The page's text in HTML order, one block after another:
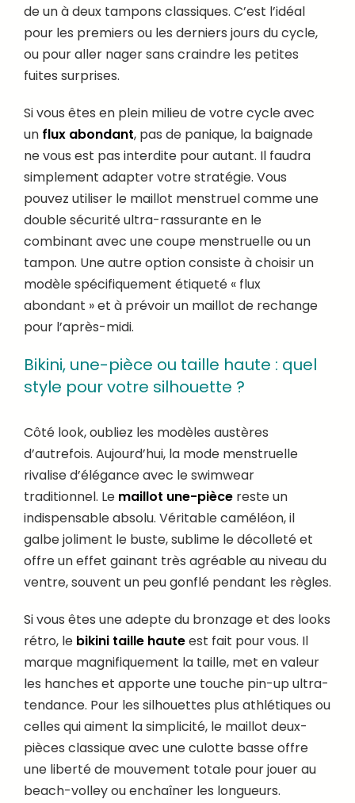
de un à deux tampons classiques. C’est l’idéal
pour les premiers ou les derniers jours du cycle,
ou pour aller nager sans craindre les petites
fuites surprises.
Si vous êtes en plein milieu de votre cycle avec
un flux abondant, pas de panique, la baignade
ne vous est pas interdite pour autant. Il faudra
simplement adapter votre stratégie. Vous
pouvez utiliser le maillot menstruel comme une
double sécurité ultra-rassurante en le
combinant avec une coupe menstruelle ou un
tampon. Une autre option consiste à choisir un
modèle spécifiquement étiqueté « flux
abondant » et à prévoir un maillot de rechange
pour l’après-midi.
Bikini, une-pièce ou taille haute : quel
style pour votre silhouette ?
Côté look, oubliez les modèles austères
d’autrefois. Aujourd’hui, la mode menstruelle
rivalise d’élégance avec le swimwear
traditionnel. Le maillot une-pièce reste un
indispensable absolu. Véritable caméléon, il
galbe joliment le buste, sublime le décolleté et
offre un effet gainant très agréable au niveau du
ventre, souvent un peu gonflé pendant les règles.
Si vous êtes une adepte du bronzage et des looks
rétro, le bikini taille hauteest fait pour vous. Il
marque magnifiquement la taille, met en valeur
les hanches et apporte une touche pin-up ultra-
tendance. Pour les silhouettes plus athlétiques ou
celles qui aiment la simplicité, le maillot deux-
pièces classique avec une culotte basse offre
une liberté de mouvement totale pour jouer au
beach-volley ou enchaîner les longueurs.